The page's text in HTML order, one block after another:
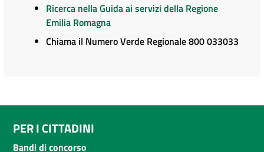
Ricerca nella Guida ai servizi della Regione
Emilia Romagna
Chiama il Numero Verde Regionale 800 033033
PER I CITTADINI
Bandi di concorso